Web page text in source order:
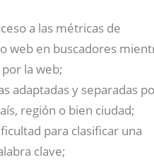
a las métricas de
web en buscadores
la web;
adaptadas y separadas
región o bien ciudad;
para clasificar una
clave;